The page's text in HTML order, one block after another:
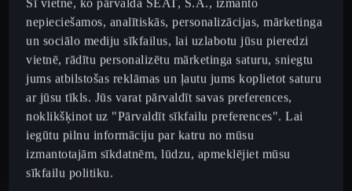
Šī vietne, ko pārvalda SEAT, S.A., izmanto
nepieciešamos, analītiskās, personalizācijas, mārketinga
un sociālo mediju sīkfailus, lai uzlabotu jūsu pieredzi
vietnē, rādītu personalizētu mārketinga saturu, sniegtu
jums atbilstošas reklāmas un ļautu jums koplietot saturu
ar jūsu tīkls. Jūs varat pārvaldīt savas preferences,
noklikšķinot uz "Pārvaldīt sīkfailu preferences". Lai
iegūtu pilnu informāciju par katru no mūsu
izmantotajām sīkdatnēm, lūdzu, apmeklējiet mūsu
sīkfailu politiku.